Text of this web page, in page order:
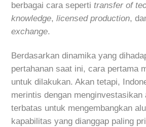
berbagai cara sepertitransfer of
knowledge,licensed production,
exchange.
Berdasarkan dinamika yang
pertahanan saat ini, cara pertama
untuk dilakukan. Akan tetapi,
merintis dengan menginvestasikan
terbatas untuk mengembangkan
kapabilitas yang dianggap paling